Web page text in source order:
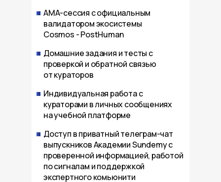
АМА-сессия с официальным
валидатором экосистемы
Cosmos - PostHuman
Домашние задания и тесты c
проверкой и обратной связью
от кураторов
Индивидуальная работа с
кураторами в личных сообщениях
на учебной платформе
Доступ в приватный телеграм-чат
выпускников Академии Sundemy с
проверенной информацией, работой
по сигналам и поддержкой
экспертного комьюнити